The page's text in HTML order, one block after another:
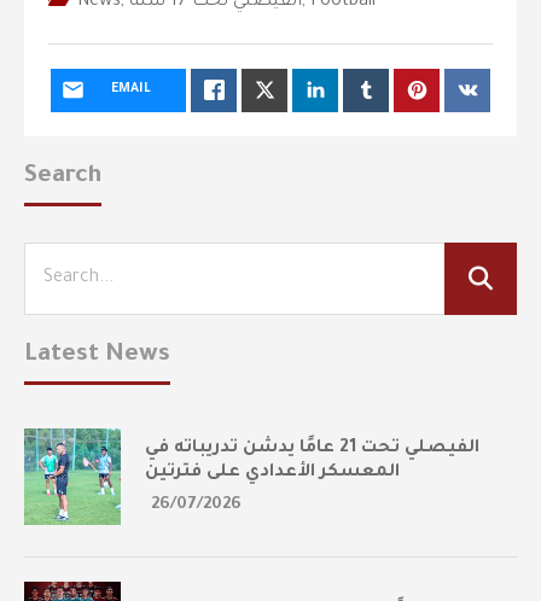
EMAIL
Search
Latest News
الفيصلي تحت 21 عامًا يدشن تدريباته في
المعسكر الأعدادي على فترتين
26/07/2026